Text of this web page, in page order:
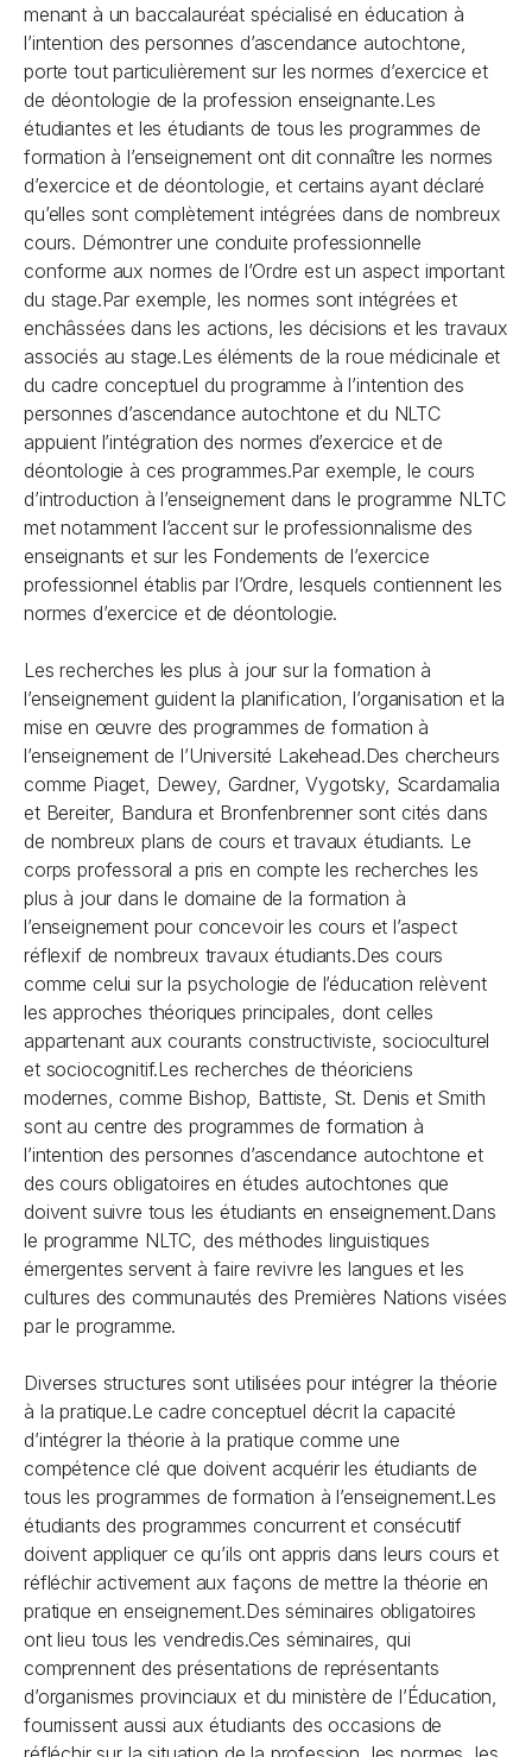
menant à un baccalauréat spécialisé en éducation à
l’intention des personnes d’ascendance autochtone,
porte tout particulièrement sur les normes d’exercice et
de déontologie de la profession enseignante.Les
étudiantes et les étudiants de tous les programmes de
formation à l’enseignement ont dit connaître les normes
d’exercice et de déontologie, et certains ayant déclaré
qu’elles sont complètement intégrées dans de nombreux
cours. Démontrer une conduite professionnelle
conforme aux normes de l’Ordre est un aspect important
du stage.Par exemple, les normes sont intégrées et
enchâssées dans les actions, les décisions et les travaux
associés au stage.Les éléments de la roue médicinale et
du cadre conceptuel du programme à l’intention des
personnes d’ascendance autochtone et du NLTC
appuient l’intégration des normes d’exercice et de
déontologie à ces programmes.Par exemple, le cours
d’introduction à l’enseignement dans le programme NLTC
met notamment l’accent sur le professionnalisme des
enseignants et sur les Fondements de l’exercice
professionnel établis par l’Ordre, lesquels contiennent les
normes d’exercice et de déontologie.
Les recherches les plus à jour sur la formation à
l’enseignement guident la planification, l’organisation et la
mise en œuvre des programmes de formation à
l’enseignement de l’Université Lakehead.Des chercheurs
comme Piaget, Dewey, Gardner, Vygotsky, Scardamalia
et Bereiter, Bandura et Bronfenbrenner sont cités dans
de nombreux plans de cours et travaux étudiants. Le
corps professoral a pris en compte les recherches les
plus à jour dans le domaine de la formation à
l’enseignement pour concevoir les cours et l’aspect
réflexif de nombreux travaux étudiants.Des cours
comme celui sur la psychologie de l’éducation relèvent
les approches théoriques principales, dont celles
appartenant aux courants constructiviste, socioculturel
et sociocognitif.Les recherches de théoriciens
modernes, comme Bishop, Battiste, St. Denis et Smith
sont au centre des programmes de formation à
l’intention des personnes d’ascendance autochtone et
des cours obligatoires en études autochtones que
doivent suivre tous les étudiants en enseignement.Dans
le programme NLTC, des méthodes linguistiques
émergentes servent à faire revivre les langues et les
cultures des communautés des Premières Nations visées
par le programme.
Diverses structures sont utilisées pour intégrer la théorie
à la pratique.Le cadre conceptuel décrit la capacité
d’intégrer la théorie à la pratique comme une
compétence clé que doivent acquérir les étudiants de
tous les programmes de formation à l’enseignement.Les
étudiants des programmes concurrent et consécutif
doivent appliquer ce qu’ils ont appris dans leurs cours et
réfléchir activement aux façons de mettre la théorie en
pratique en enseignement.Des séminaires obligatoires
ont lieu tous les vendredis.Ces séminaires, qui
comprennent des présentations de représentants
d’organismes provinciaux et du ministère de l’Éducation,
fournissent aussi aux étudiants des occasions de